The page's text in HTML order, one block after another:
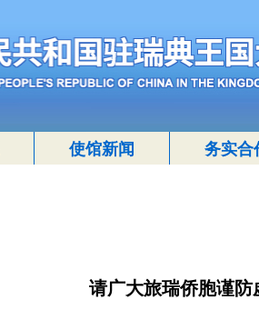
使馆新闻 务实合
请广大旅瑞侨胞谨